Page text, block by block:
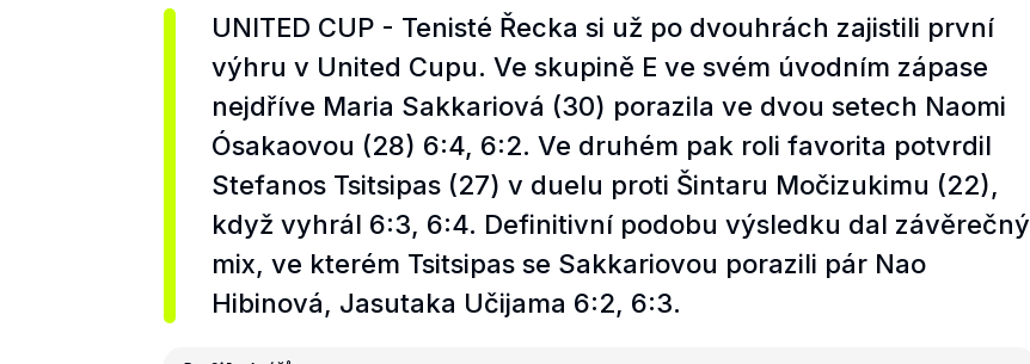
UNITED CUP - Tenisté Řecka si už po dvouhrách zajistili první
výhru v United Cupu. Ve skupině E ve svém úvodním zápase
nejdříve Maria Sakkariová (30) porazila ve dvou setech Naomi
Ósakaovou (28) 6:4, 6:2. Ve druhém pak roli favorita potvrdil
Stefanos Tsitsipas (27) v duelu proti Šintaru Močizukimu (22),
když vyhrál 6:3, 6:4. Definitivní podobu výsledku dal závěrečný
mix, ve kterém Tsitsipas se Sakkariovou porazili pár Nao
Hibinová, Jasutaka Učijama 6:2, 6:3.